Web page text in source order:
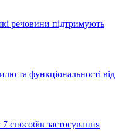
речовини підтримують
та функціональності від
способів застосування